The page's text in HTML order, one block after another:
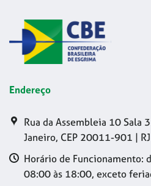
Endereço
Rua da Assembleia 10 Sala
Janeiro, CEP 20011-901 | RJ
Horário de Funcionamento:
08:00 às 18:00, exceto